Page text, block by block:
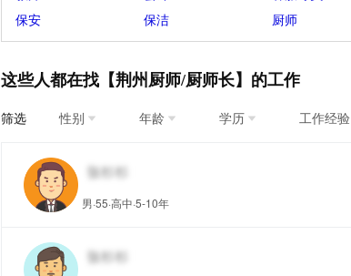
保安
保洁 厨师
这些人都在找【荆州厨师/厨师长】的工作
筛选 性别 年龄 学历 工作经验
男·55·高中·5-10年